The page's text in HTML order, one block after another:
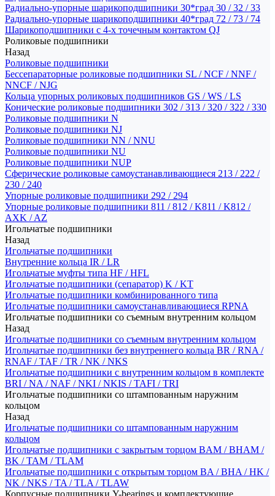
Радиально-упорные шарикоподшипники 30*град 30 / 32 / 33
Радиально-упорные шарикоподшипники 40*град 72 / 73 / 74
Шарикоподшипники с 4-х точечным контактом QJ
Роликовые подшипники
Назад
Роликовые подшипники
Бессепараторные роликовые подшипники SL / NCF / NNF /
NNCF / NJG
Кольца упорных роликовых подшипников GS / WS / LS
Конические роликовые подшипники 302 / 313 / 320 / 322 / 330
Роликовые подшипники N
Роликовые подшипники NJ
Роликовые подшипники NN / NNU
Роликовые подшипники NU
Роликовые подшипники NUP
Сферические роликовые самоустанавливающиеся 213 / 222 /
230 / 240
Упорные роликовые подшипники 292 / 294
Упорные роликовые подшипники 811 / 812 / K811 / K812 /
AXK / AZ
Игольчатые подшипники
Назад
Игольчатые подшипники
Внутренние кольца IR / LR
Игольчатые муфты типа HF / HFL
Игольчатые подшипники (сепаратор) K / KT
Игольчатые подшипники комбинированного типа
Игольчатые подшипники самоустанавливающиеся RPNA
Игольчатые подшипники со съемным внутренним кольцом
Назад
Игольчатые подшипники со съемным внутренним кольцом
Игольчатые подшипники без внутреннего кольца BR / RNA /
RNAF / TAF / TR / NK / NKS
Игольчатые подшипники с внутренним кольцом в комплекте
BRI / NA / NAF / NKI / NKIS / TAFI / TRI
Игольчатые подшипники со штампованным наружним
кольцом
Назад
Игольчатые подшипники со штампованным наружним
кольцом
Игольчатые подшипники с закрытым торцом BAM / BHAM /
BK / TAM / TLAM
Игольчатые подшипники с открытым торцом BA / BHA / HK /
NK / NKS / TA / TLA / TLAW
Корпусные подшипники Y-bearings и комплектующие